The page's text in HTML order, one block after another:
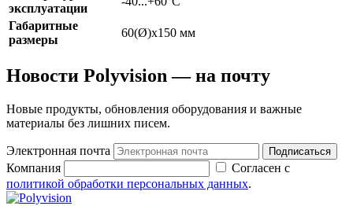
эксплуатации
Габаритные
размеры
60(Ø)х150 мм
Новости Polyvision — на почту
Новые продукты, обновления оборудования и важные
материалы без лишних писем.
Электронная почта Подписаться
Компания
Согласен с
политикой обработки персональных данных.